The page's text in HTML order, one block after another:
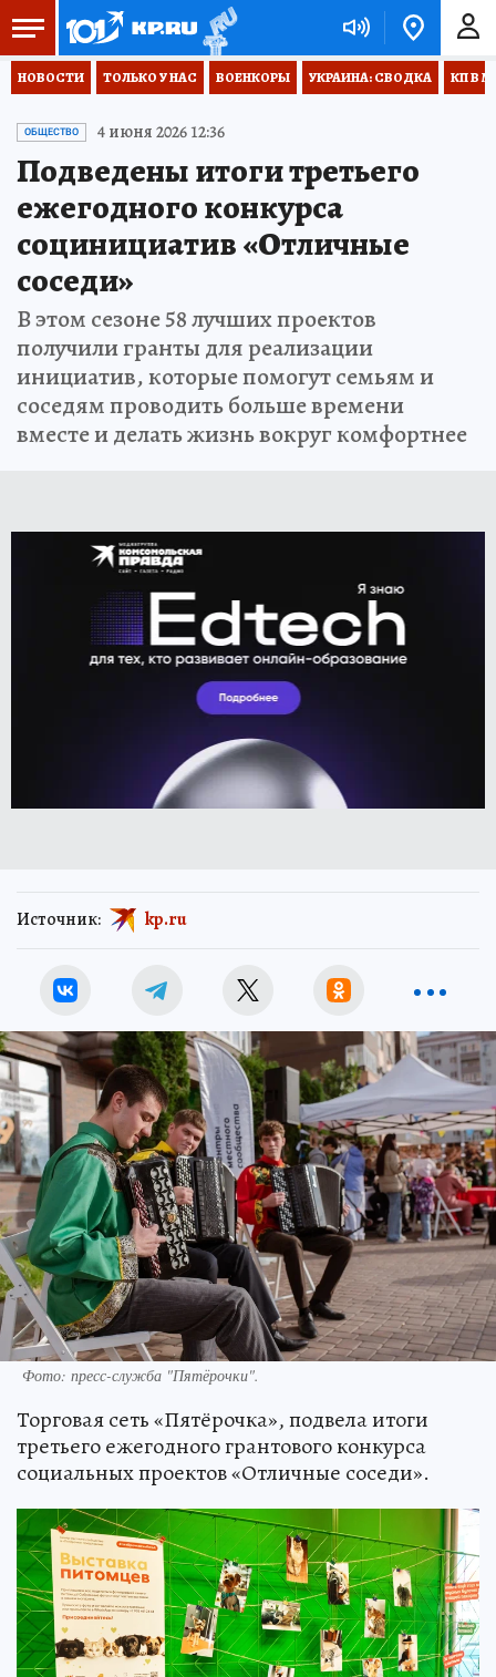
НОВОСТИ ТОЛЬКО У НАС ВОЕНКОРЫ УКРАИНА: СВОДКА КП В
ОБЩЕСТВО 4 июня 2026 12:36
Подведены итоги третьего
ежегодного конкурса
социнициатив «Отличные
соседи»
В этом сезоне 58 лучших проектов
получили гранты для реализации
инициатив, которые помогут семьям и
соседям проводить больше времени
вместе и делать жизнь вокруг комфортнее
Источник: kp.ru
Фото: пресс-служба "Пятёрочки".
Торговая сеть «Пятёрочка», подвела итоги
третьего ежегодного грантового конкурса
социальных проектов «Отличные соседи».